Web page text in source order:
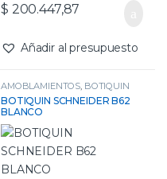
$ 200.447,87
Añadir al presupuesto
AMOBLAMIENTOS, BOTIQUIN
BOTIQUIN SCHNEIDER B62
BLANCO